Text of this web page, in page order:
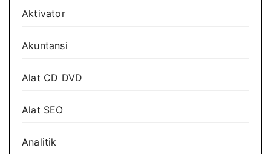
Aktivator
Akuntansi
Alat CD DVD
Alat SEO
Analitik